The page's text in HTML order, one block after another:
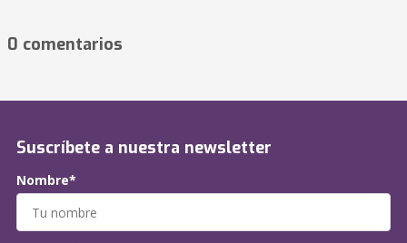
0 comentarios
Suscríbete a nuestra newsletter
Nombre*